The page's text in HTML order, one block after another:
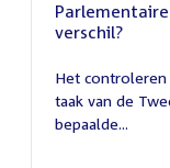
verschil?
juli
2026
Het controleren
taak van de
bepaalde...